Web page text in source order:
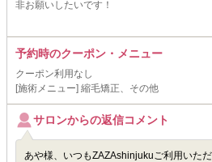
非お願いしたいです！
予約時のクーポン・メニュー
クーポン利用なし
[施術メニュー] 縮毛矯正、その他
サロンからの返信コメント
あや様、いつもZAZAshinjukuご利用いた